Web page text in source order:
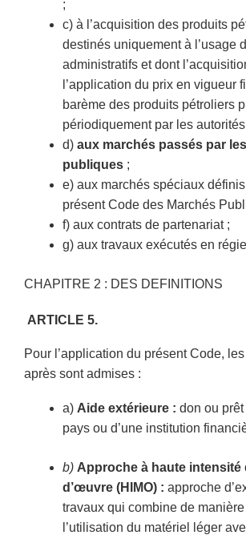
;
c) à l’acquisition des produits
destinés uniquement à l’usage
administratifs et dont
l’application du prix en vigueur
barème des produits pétroliers
périodiquement par les
d) aux marchés passés par
publiques ;
e) aux marchés spéciaux
présent Code des Marchés
f) aux contrats de partenariat ;
g) aux travaux exécutés en
CHAPITRE 2 : DES DEFINITIONS
ARTICLE 5.
Pour l’application du présent Code,
après sont admises :
a) Aide extérieure : don ou prêt
pays ou d’une institution
b) Approche à haute intensité
d’œuvre (HIMO) : approche
travaux qui combine de
l’utilisation du matériel léger